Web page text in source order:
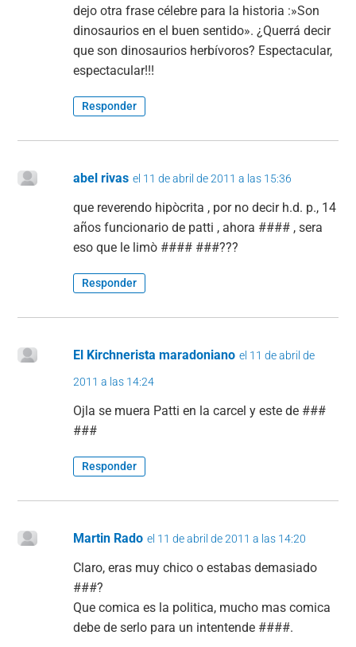
dejo otra frase célebre para la historia :»Son
dinosaurios en el buen sentido». ¿Querrá decir
que son dinosaurios herbívoros? Espectacular,
espectacular!!!
Responder
abel rivas el 11 de abril de 2011 a las 15:36
que reverendo hipòcrita , por no decir h.d. p., 14
años funcionario de patti , ahora #### , sera
eso que le limò #### ###???
Responder
El Kirchnerista maradoniano el 11 de abril de
2011 a las 14:24
Ojla se muera Patti en la carcel y este de ###
###
Responder
Martin Rado el 11 de abril de 2011 a las 14:20
Claro, eras muy chico o estabas demasiado
###?
Que comica es la politica, mucho mas comica
debe de serlo para un intentende ####.